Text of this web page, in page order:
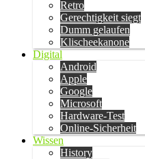
Retro
Gerechtigkeit siegt
Dumm gelaufen
Klischeekanone
Digital
Android
Apple
Google
Microsoft
Hardware-Test
Online-Sicherheit
Wissen
History